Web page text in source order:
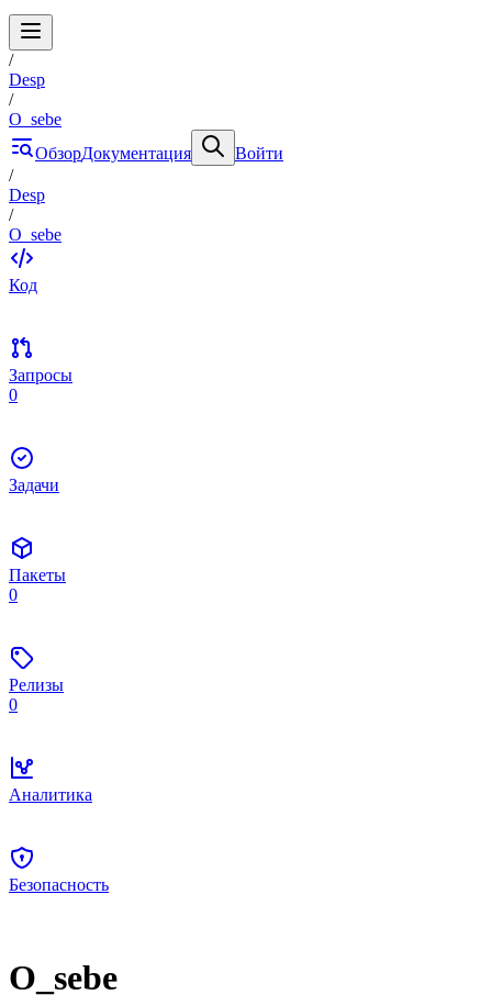
/
Desp
/
O_sebe
ОбзорДокументация
Войти
/
Desp
/
O_sebe
Код
Запросы
0
Задачи
Пакеты
0
Релизы
0
Аналитика
Безопасность
O_sebe